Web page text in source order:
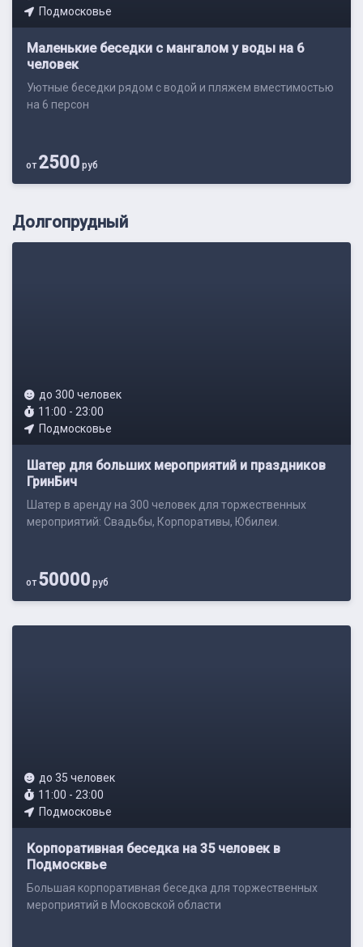
Подмосковье
Маленькие беседки с мангалом у воды на 6
человек
Уютные беседки рядом с водой и пляжем вместимостью
на 6 персон
от2500 руб
Долгопрудный
до 300 человек
11:00 - 23:00
Подмосковье
Шатер для больших мероприятий и праздников
ГринБич
Шатер в аренду на 300 человек для торжественных
мероприятий: Свадьбы, Корпоративы, Юбилеи.
от50000 руб
до 35 человек
11:00 - 23:00
Подмосковье
Корпоративная беседка на 35 человек в
Подмосквье
Большая корпоративная беседка для торжественных
мероприятий в Московской области